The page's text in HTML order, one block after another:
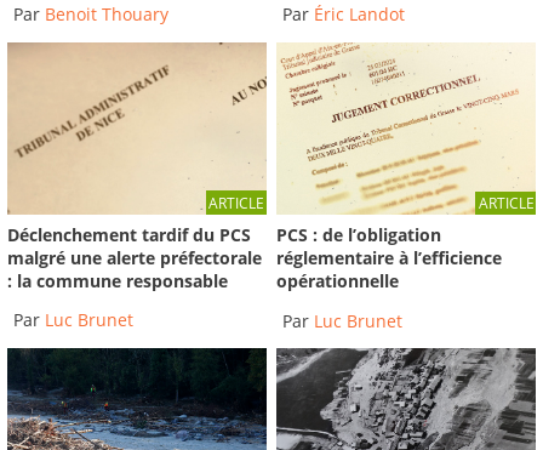
Par Benoit Thouary
Par Éric Landot
ARTICLE
Déclenchement tardif du PCS
malgré une alerte préfectorale
: la commune responsable
Par Luc Brunet
ARTICLE
PCS : de l’obligation
réglementaire à l’efficience
opérationnelle
Par Luc Brunet